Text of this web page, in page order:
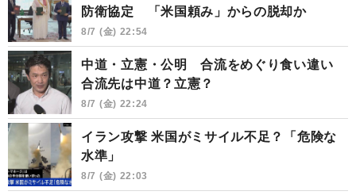
防衛協定 「米国頼み」からの脱却か
8/7 (金) 22:54
中道・立憲・公明 合流をめぐり食い違い
合流先は中道？立憲？
8/7 (金) 22:24
イラン攻撃 米国がミサイル不足？「危険な
水準」
8/7 (金) 22:03